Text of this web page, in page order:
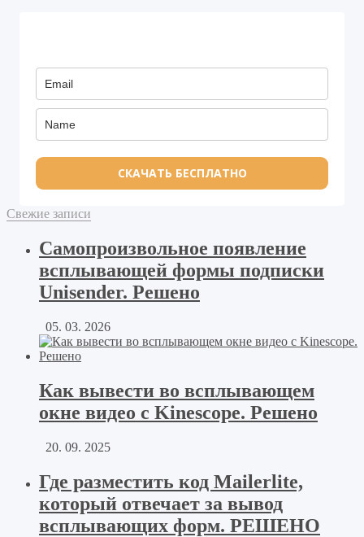
СКАЧАТЬ БЕСПЛАТНО
Свежие записи
Самопроизвольное появление
всплывающей формы подписки
Unisender. Решено
05. 03. 2026
Как вывести во всплывающем
окне видео с Kinescope. Решено
20. 09. 2025
Где разместить код Mailerlite,
который отвечает за вывод
всплывающих форм. РЕШЕНО